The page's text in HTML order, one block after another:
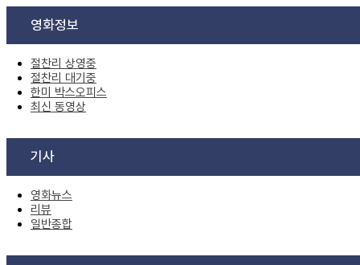
영화정보
절찬리 상영중
절찬리 대기중
한미 박스오피스
최신 동영상
기사
영화뉴스
리뷰
일반종합